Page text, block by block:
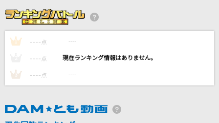
back number
奇跡の人
恋
星野 源
a walk in the park
1 ---- 点 ----
---- 点 ----
3 ---- 点 ----